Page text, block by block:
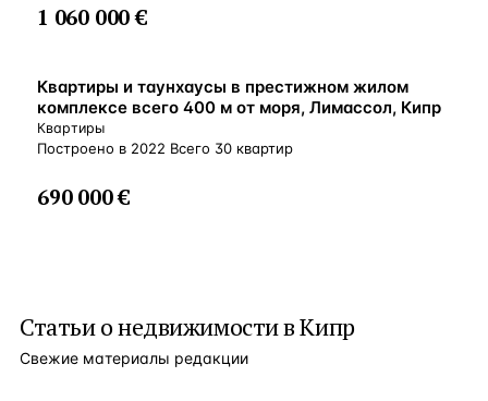
1 060 000 €
ВНЖ
Квартиры и таунхаусы в престижном жилом
комплексе всего 400 м от моря, Лимассол, Кипр
Квартиры
Построено в 2022 Всего 30 квартир
690 000 €
Статьи онедвижимости в Кипр
Свежие материалы редакции